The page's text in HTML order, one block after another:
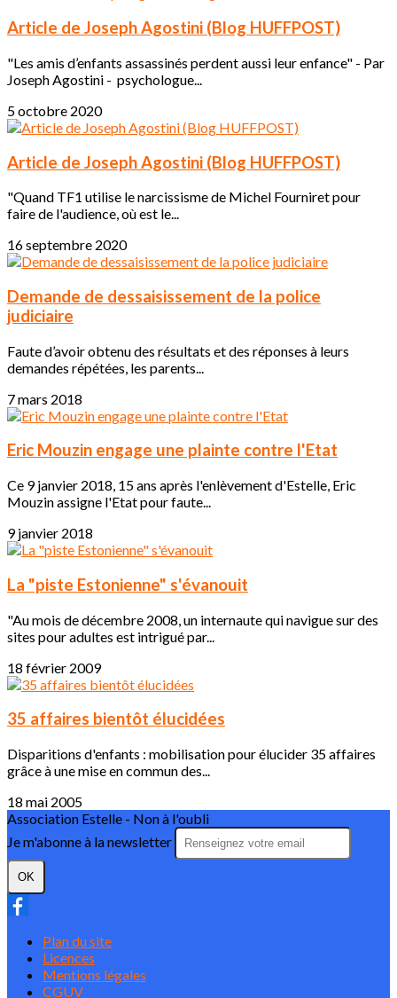
Article de Joseph Agostini (Blog HUFFPOST)
"Les amis d’enfants assassinés perdent aussi leur enfance" - Par
Joseph Agostini - psychologue...
5 octobre 2020
Article de Joseph Agostini (Blog HUFFPOST)
"Quand TF1 utilise le narcissisme de Michel Fourniret pour
faire de l'audience, où est le...
16 septembre 2020
Demande de dessaisissement de la police
judiciaire
Faute d’avoir obtenu des résultats et des réponses à leurs
demandes répétées, les parents...
7 mars 2018
Eric Mouzin engage une plainte contre l'Etat
Ce 9 janvier 2018, 15 ans après l'enlèvement d'Estelle, Eric
Mouzin assigne l'Etat pour faute...
9 janvier 2018
La "piste Estonienne" s'évanouit
"Au mois de décembre 2008, un internaute qui navigue sur des
sites pour adultes est intrigué par...
18 février 2009
35 affaires bientôt élucidées
Disparitions d'enfants : mobilisation pour élucider 35 affaires
grâce à une mise en commun des...
18 mai 2005
Association Estelle - Non à l'oubli
Je m'abonne à la newsletter
OK
Plan du site
Licences
Mentions légales
CGUV